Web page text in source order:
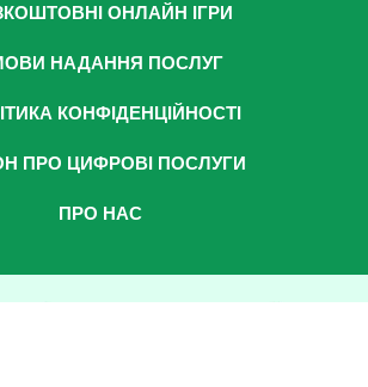
ОНЛАЙН ІГРИ
НАДАННЯ ПОСЛУГ
КОНФІДЕНЦІЙНОСТІ
ПРО ЦИФРОВІ ПОСЛУГИ
ПРО НАС